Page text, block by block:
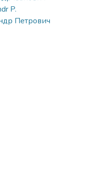
P.
Петрович